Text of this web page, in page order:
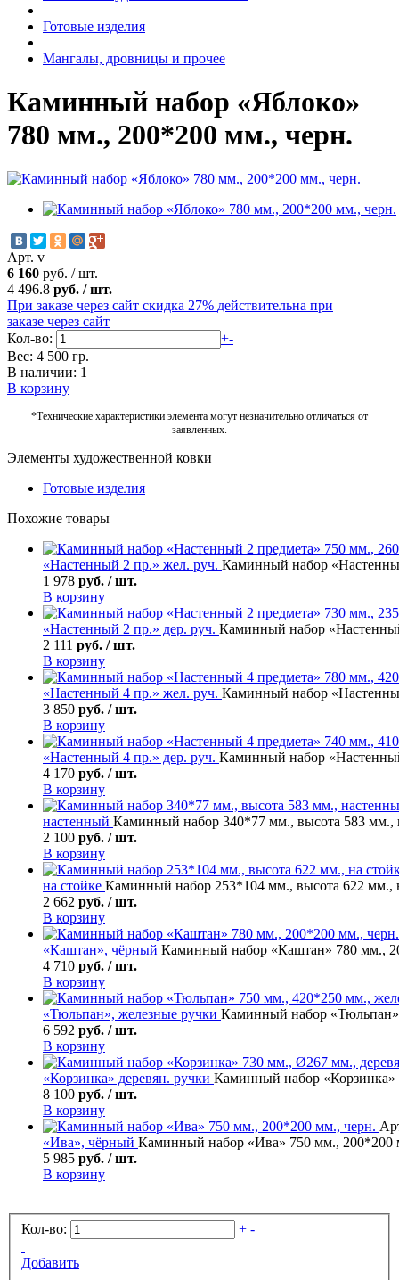
Готовые изделия
Мангалы, дровницы и прочее
Каминный набор «Яблоко»
780 мм., 200*200 мм., черн.
Арт. v
6 160 руб. /шт.
4 496.8 руб. /шт.
При заказе через сайт скидка 27% действительна при
заказе через сайт
Кол-во:
+-
Вес: 4 500 гр.
В наличии: 1
В корзину
*Технические характеристики элемента могут незначительно отличаться от
заявленных.
Элементы художественной ковки
Готовые изделия
Похожие товары
«Настенный 2 пр.» жел. руч. Каминный набор
1 978 руб. / шт.
В корзину
«Настенный 2 пр.» дер. руч. Каминный набор
2 111 руб. / шт.
В корзину
«Настенный 4 пр.» жел. руч. Каминный набор
3 850 руб. / шт.
В корзину
«Настенный 4 пр.» дер. руч. Каминный набор
4 170 руб. / шт.
В корзину
настенный Каминный набор 340*77 мм., высота 583 мм.,
2 100 руб. / шт.
В корзину
на стойке Каминный набор 253*104 мм., высота 622 мм.,
2 662 руб. / шт.
В корзину
«Каштан», чёрный Каминный набор «Каштан» 780 мм.,
4 710 руб. / шт.
В корзину
«Тюльпан», железные ручки Каминный набор
6 592 руб. / шт.
В корзину
«Корзинка» деревян. ручки Каминный набор
8 100 руб. / шт.
В корзину
«Ива», чёрный Каминный набор «Ива» 750 мм., 200*200
5 985 руб. / шт.
В корзину
Кол-во: + -
Добавить